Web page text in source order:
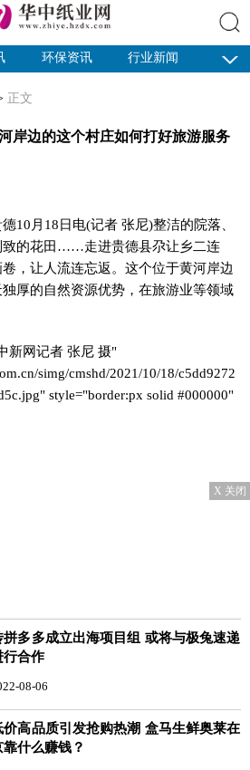
搜索
环保资讯
行业新闻
正文
岸边的这个村庄如何打好旅游服务
10月18日电(记者 张尼)整洁的院落、
致的花田……走进贵德县尕让乡二连
，让人流连忘返。这个位于黄河岸边
厚的自然资源优势，在旅游业等领域
新网记者 张尼 摄"
simg/cmshd/2021/10/18/c5dd9272
style="border:px solid #000000"
X 关闭
拼多多成立出海项目组 或将与极兔速递
行合作
08-06
价高品质引发抢购热潮 盒马生鲜奥莱在
靠什么赚钱？